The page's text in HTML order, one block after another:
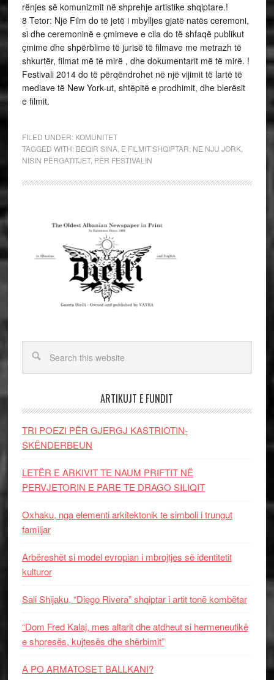
rënjes së komunizmit në shprehje artistike shqiptare.!
8 Tetor: Një Film do të jetë i mbylljes gjatë natës ceremoni,
si dhe ceremoninë e çmimeve e cila do të shfaqë publikut
çmime dhe shpërblime të jurisë të filmave me metrazh të
shkurtër, filmat më të mirë , dhe dokumentarit më të mirë. !
Festivali 2014 do të përqëndrohet në një vijimit të lartë të
mediave të New York-ut, shtëpitë e prodhimit, dhe blerësit
e filmit.
FILED UNDER: KOMUNITET
TAGGED WITH: BEQIR SINA, E FILMIT SHQIPTAR NE NJU JORK,
NISIN PËRGATITJET, PËR FESTIVALIN
ARTIKUJT E FUNDIT
TRI POEZI PËR GJERGJ KASTRIOTIN-
SKËNDERBEUN
LETËR E ARKIVIT TE NAUM PRIFTIT NË
PERVJETORIN E PARE TE DRAGO SILIQIT
Oxhaku, nga elementi arkitektonik te simboli i trungut
familjar
Arbëreshët si model evropian i mbrojtjes së identitetit
kulturor
Sali Shijaku, “Diego Rivera” shqiptar i artit tonë kombëtar
“Dom Fred Kalaj, mes altarit dhe atdheut si hermeneutikë
e shpresës, kujtesës dhe shërbimit”
A PO ARMATOSET BALLKANI?